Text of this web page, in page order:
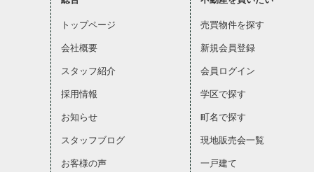
トップページ
会社概要
スタッフ紹介
採用情報
お知らせ
スタッフブログ
お客様の声
売買物件を探す
新規会員登録
会員ログイン
学区で探す
町名で探す
現地販売会一覧
一戸建て